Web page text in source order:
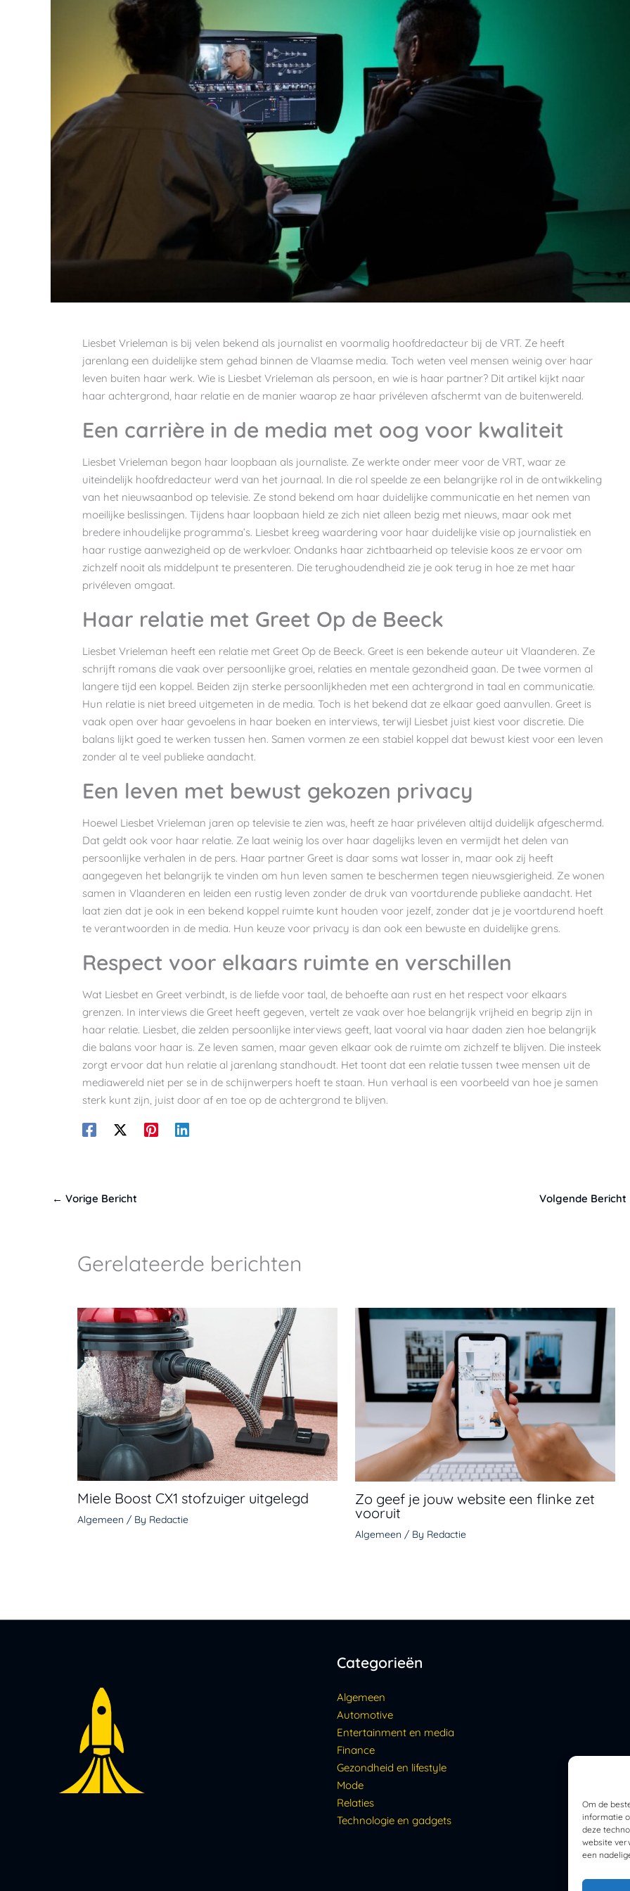
Om de
informatie
deze
website
een
Liesbet Vrieleman is bij velen bekend als journalist en voormalig hoofdredacteur bij de VRT. Ze heeft
jarenlang een duidelijke stem gehad binnen de Vlaamse media. Toch weten veel mensen weinig over haar
leven buiten haar werk. Wie is Liesbet Vrieleman als persoon, en wie is haar partner? Dit artikel kijkt naar
haar achtergrond, haar relatie en de manier waarop ze haar privéleven afschermt van de buitenwereld.
Een carrière in de media met oog voor kwaliteit
Liesbet Vrieleman begon haar loopbaan als journaliste. Ze werkte onder meer voor de VRT, waar ze
uiteindelijk hoofdredacteur werd van het journaal. In die rol speelde ze een belangrijke rol in de ontwikkeling
van het nieuwsaanbod op televisie. Ze stond bekend om haar duidelijke communicatie en het nemen van
moeilijke beslissingen. Tijdens haar loopbaan hield ze zich niet alleen bezig met nieuws, maar ook met
bredere inhoudelijke programma’s. Liesbet kreeg waardering voor haar duidelijke visie op journalistiek en
haar rustige aanwezigheid op de werkvloer. Ondanks haar zichtbaarheid op televisie koos ze ervoor om
zichzelf nooit als middelpunt te presenteren. Die terughoudendheid zie je ook terug in hoe ze met haar
privéleven omgaat.
Haar relatie met Greet Op de Beeck
Liesbet Vrieleman heeft een relatie met Greet Op de Beeck. Greet is een bekende auteur uit Vlaanderen. Ze
schrijft romans die vaak over persoonlijke groei, relaties en mentale gezondheid gaan. De twee vormen al
langere tijd een koppel. Beiden zijn sterke persoonlijkheden met een achtergrond in taal en communicatie.
Hun relatie is niet breed uitgemeten in de media. Toch is het bekend dat ze elkaar goed aanvullen. Greet is
vaak open over haar gevoelens in haar boeken en interviews, terwijl Liesbet juist kiest voor discretie. Die
balans lijkt goed te werken tussen hen. Samen vormen ze een stabiel koppel dat bewust kiest voor een leven
zonder al te veel publieke aandacht.
Een leven met bewust gekozen privacy
Hoewel Liesbet Vrieleman jaren op televisie te zien was, heeft ze haar privéleven altijd duidelijk afgeschermd.
Dat geldt ook voor haar relatie. Ze laat weinig los over haar dagelijks leven en vermijdt het delen van
persoonlijke verhalen in de pers. Haar partner Greet is daar soms wat losser in, maar ook zij heeft
aangegeven het belangrijk te vinden om hun leven samen te beschermen tegen nieuwsgierigheid. Ze wonen
samen in Vlaanderen en leiden een rustig leven zonder de druk van voortdurende publieke aandacht. Het
laat zien dat je ook in een bekend koppel ruimte kunt houden voor jezelf, zonder dat je je voortdurend hoeft
te verantwoorden in de media. Hun keuze voor privacy is dan ook een bewuste en duidelijke grens.
Respect voor elkaars ruimte en verschillen
Wat Liesbet en Greet verbindt, is de liefde voor taal, de behoefte aan rust en het respect voor elkaars
grenzen. In interviews die Greet heeft gegeven, vertelt ze vaak over hoe belangrijk vrijheid en begrip zijn in
haar relatie. Liesbet, die zelden persoonlijke interviews geeft, laat vooral via haar daden zien hoe belangrijk
die balans voor haar is. Ze leven samen, maar geven elkaar ook de ruimte om zichzelf te blijven. Die insteek
zorgt ervoor dat hun relatie al jarenlang standhoudt. Het toont dat een relatie tussen twee mensen uit de
mediawereld niet per se in de schijnwerpers hoeft te staan. Hun verhaal is een voorbeeld van hoe je samen
sterk kunt zijn, juist door af en toe op de achtergrond te blijven.
← Vorige Bericht Volgende Bericht
Gerelateerde berichten
Miele Boost CX1 stofzuiger uitgelegd
Algemeen / By Redactie
Zo geef je jouw website een flinke zet
vooruit
Algemeen / By Redactie
Categorieën
Algemeen
Automotive
Entertainment en media
Finance
Gezondheid en lifestyle
Mode
Relaties
Technologie en gadgets